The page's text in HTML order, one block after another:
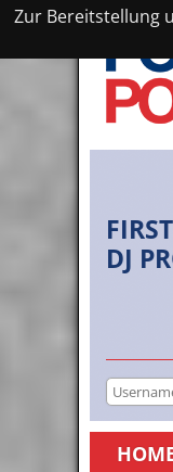
Zur Bereitstellung
DJ